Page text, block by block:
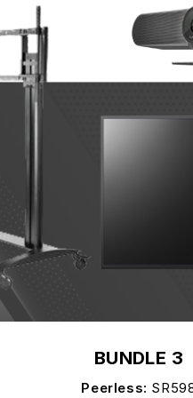
BUNDLE 3
Peerless: